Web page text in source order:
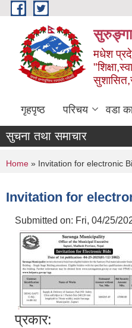
Skip to main content
सुरुङ्‍गा
मधेश
गृहपृष्ठ परिचय वडा
सुचना तथा समाचार
You are here
Home » Invitation for electronic
Invitation for
Submitted on: Fri, 04/25/
प्रकार: